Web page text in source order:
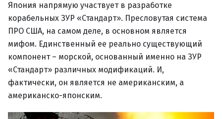
Япония напрямую участвует в разработке
корабельных ЗУР «Стандарт». Пресловутая система
ПРО США, на самом деле, в основном является
мифом. Единственный ее реально существующий
компонент – морской, основанный именно на ЗУР
«Стандарт» различных модификаций. И,
фактически, он является не американским, а
американско-японским.